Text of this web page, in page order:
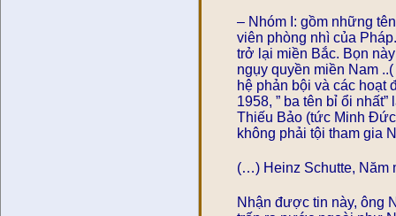
– Nhóm I: gồm những
viên phòng nhì của
trở lại miền Bắc. Bọn
ngụy quyền miền Nam
hệ phản bội và các hoạt
1958, ” ba tên bỉ ổi
Thiếu Bảo (tức Minh
không phải tội tham gia
(…) Heinz Schutte, Năm
Nhận được tin này, ông